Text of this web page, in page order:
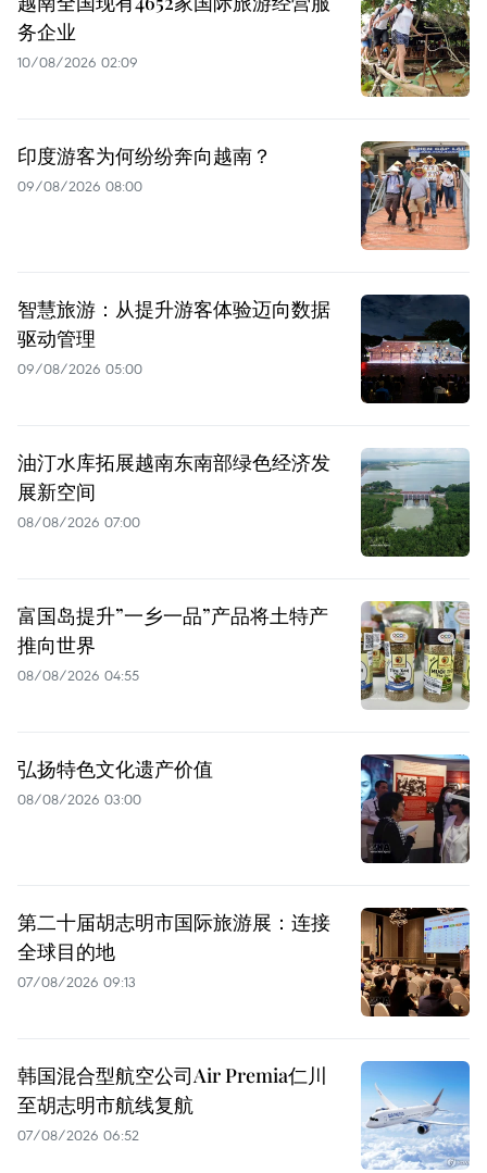
务企业
10/08/2026 02:09
印度游客为何纷纷奔向越南？
09/08/2026 08:00
智慧旅游：从提升游客体验迈向数据
驱动管理
09/08/2026 05:00
油汀水库拓展越南东南部绿色经济发
展新空间
08/08/2026 07:00
富国岛提升”一乡一品”产品将土特产
推向世界
08/08/2026 04:55
弘扬特色文化遗产价值
08/08/2026 03:00
第二十届胡志明市国际旅游展：连接
全球目的地
07/08/2026 09:13
韩国混合型航空公司Air Premia仁川
至胡志明市航线复航
07/08/2026 06:52